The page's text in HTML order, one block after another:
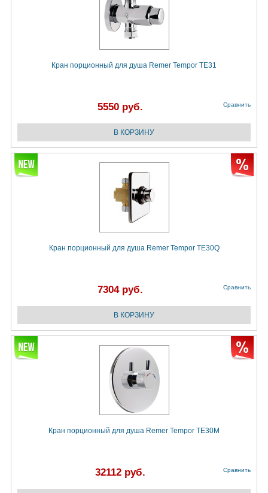
Кран порционный для душа Remer Tempor TE31
5550 руб. Сравнить
Кран порционный для душа Remer Tempor TE30Q
7304 руб. Сравнить
Кран порционный для душа Remer Tempor TE30M
32112 руб. Сравнить